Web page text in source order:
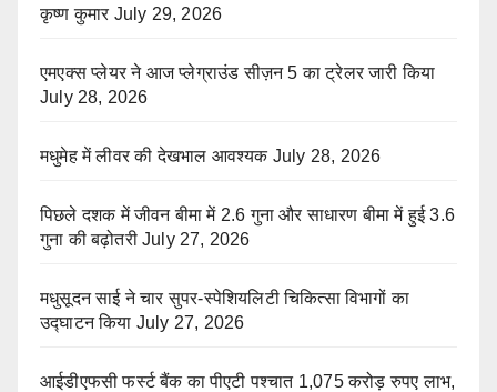
कृष्ण कुमार July 29, 2026
एमएक्स प्लेयर ने आज प्लेग्राउंड सीज़न 5 का ट्रेलर जारी किया
July 28, 2026
मधुमेह में लीवर की देखभाल आवश्यक July 28, 2026
पिछले दशक में जीवन बीमा में 2.6 गुना और साधारण बीमा में हुई 3.6
गुना की बढ़ोतरी July 27, 2026
मधुसूदन साई ने चार सुपर-स्पेशियलिटी चिकित्सा विभागों का
उद्घाटन किया July 27, 2026
आईडीएफसी फर्स्ट बैंक का पीएटी पश्चात 1,075 करोड़ रुपए लाभ,